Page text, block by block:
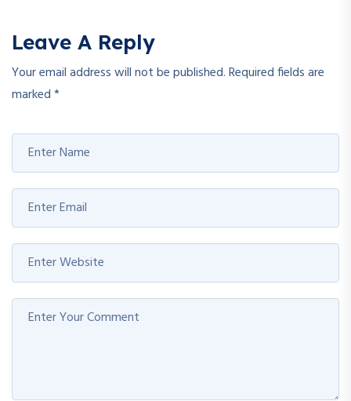
Leave A Reply
Your email address will not be published.Required fields are
marked*